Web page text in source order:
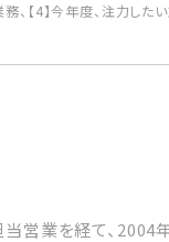
【4】今年度、注力した
当営業を経て、2004